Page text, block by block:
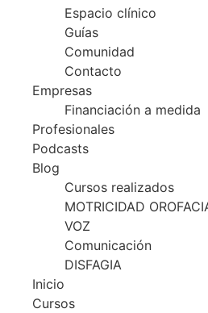
Espacio clínico
Guías
Comunidad
Contacto
Empresas
Financiación a medida
Profesionales
Podcasts
Blog
Cursos realizados
MOTRICIDAD
VOZ
Comunicación
DISFAGIA
Inicio
Cursos